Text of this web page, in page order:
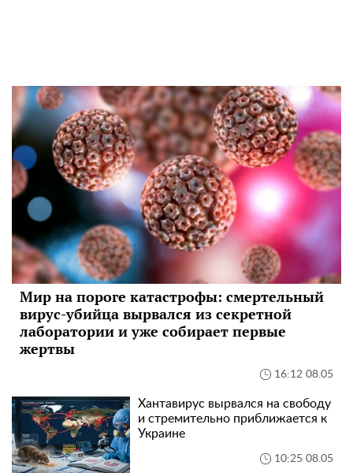
Мир на пороге катастрофы: смертельный
вирус-убийца вырвался из секретной
лаборатории и уже собирает первые
жертвы
16:12 08.05
Хантавирус вырвался на свободу
и стремительно приближается к
Украине
10:25 08.05